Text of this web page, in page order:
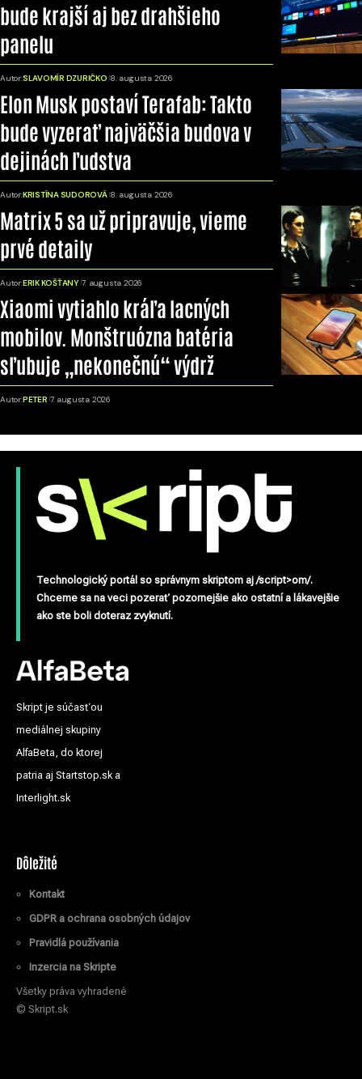
bude krajší aj bez drahšieho
panelu
Autor:SLAVOMÍR DZURIČKO 8. augusta 2026
Elon Musk postaví Terafab: Takto
bude vyzerať najväčšia budova v
dejinách ľudstva
Autor:KRISTÍNA SUDOROVÁ 8. augusta 2026
Matrix 5 sa už pripravuje, vieme
prvé detaily
Autor:ERIK KOŠŤANY 7. augusta 2026
Xiaomi vytiahlo kráľa lacných
mobilov. Monštruózna batéria
sľubuje „nekonečnú“ výdrž
Autor:PETER 7. augusta 2026
Technologický portál so správnym skriptom aj /script>om/.
Chceme sa na veci pozerať pozornejšie ako ostatní a lákavejšie
ako ste boli doteraz zvyknutí.
Skript je súčasťou
mediálnej skupiny
AlfaBeta, do ktorej
patria aj Startstop.sk a
Interlight.sk
Dôležité
Kontakt
GDPR a ochrana osobných údajov
Pravidlá používania
Inzercia na Skripte
Všetky práva vyhradené
© Skript.sk